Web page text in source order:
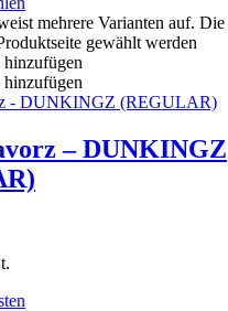
mehrere Varianten auf.
gewählt werden
hinzufügen
hinzufügen
– DUNKINGZ